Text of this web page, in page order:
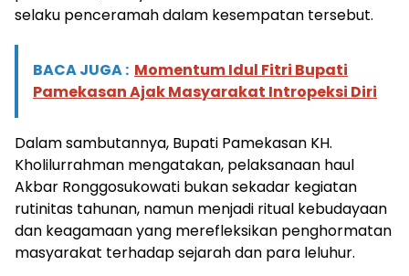
selaku penceramah dalam kesempatan tersebut.
BACA JUGA : Momentum Idul Fitri Bupati
Pamekasan Ajak Masyarakat Intropeksi Diri
Dalam sambutannya, Bupati Pamekasan KH.
Kholilurrahman mengatakan, pelaksanaan haul
Akbar Ronggosukowati bukan sekadar kegiatan
rutinitas tahunan, namun menjadi ritual kebudayaan
dan keagamaan yang merefleksikan penghormatan
masyarakat terhadap sejarah dan para leluhur.